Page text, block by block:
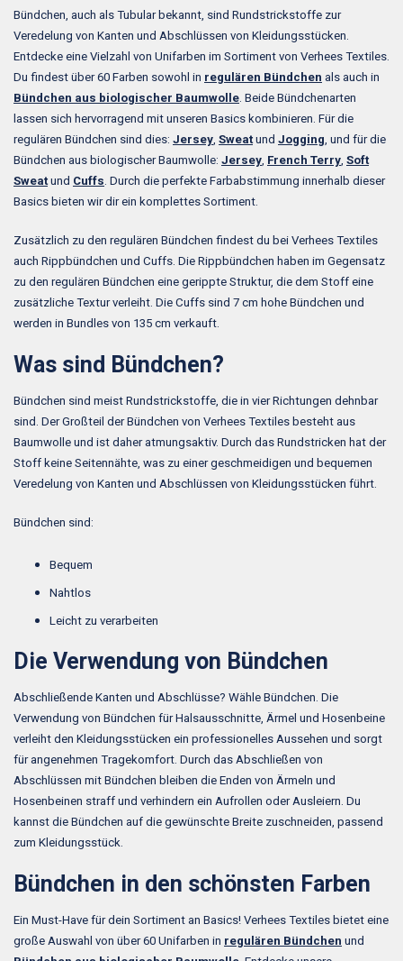
Bündchen, auch als Tubular bekannt, sind Rundstrickstoffe zur
Veredelung von Kanten und Abschlüssen von Kleidungsstücken.
Entdecke eine Vielzahl von Unifarben im Sortiment von Verhees Textiles.
Du findest über 60 Farben sowohl in regulären Bündchen als auch in
Bündchen aus biologischer Baumwolle. Beide Bündchenarten
lassen sich hervorragend mit unseren Basics kombinieren. Für die
regulären Bündchen sind dies: Jersey, Sweatund Jogging, und für die
Bündchen aus biologischer Baumwolle: Jersey, French Terry, Soft
Sweatund Cuffs. Durch die perfekte Farbabstimmung innerhalb dieser
Basics bieten wir dir ein komplettes Sortiment.
Zusätzlich zu den regulären Bündchen findest du bei Verhees Textiles
auch Rippbündchen und Cuffs. Die Rippbündchen haben im Gegensatz
zu den regulären Bündchen eine gerippte Struktur, die dem Stoff eine
zusätzliche Textur verleiht. Die Cuffs sind 7 cm hohe Bündchen und
werden in Bundles von 135 cm verkauft.
Was sind Bündchen?
Bündchen sind meist Rundstrickstoffe, die in vier Richtungen dehnbar
sind. Der Großteil der Bündchen von Verhees Textiles besteht aus
Baumwolle und ist daher atmungsaktiv. Durch das Rundstricken hat der
Stoff keine Seitennähte, was zu einer geschmeidigen und bequemen
Veredelung von Kanten und Abschlüssen von Kleidungsstücken führt.
Bündchen sind:
Bequem
Nahtlos
Leicht zu verarbeiten
Die Verwendung von Bündchen
Abschließende Kanten und Abschlüsse? Wähle Bündchen. Die
Verwendung von Bündchen für Halsausschnitte, Ärmel und Hosenbeine
verleiht den Kleidungsstücken ein professionelles Aussehen und sorgt
für angenehmen Tragekomfort. Durch das Abschließen von
Abschlüssen mit Bündchen bleiben die Enden von Ärmeln und
Hosenbeinen straff und verhindern ein Aufrollen oder Ausleiern. Du
kannst die Bündchen auf die gewünschte Breite zuschneiden, passend
zum Kleidungsstück.
Bündchen in den schönsten Farben
Ein Must-Have für dein Sortiment an Basics! Verhees Textiles bietet eine
große Auswahl von über 60 Unifarben in regulären Bündchen und